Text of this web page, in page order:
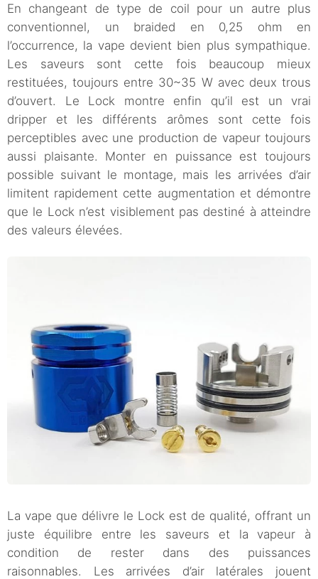
En changeant de type de coil pour un autre plus
conventionnel, un braided en 0,25 ohm en
l’occurrence, la vape devient bien plus sympathique.
Les saveurs sont cette fois beaucoup mieux
restituées, toujours entre 30~35 W avec deux trous
d’ouvert. Le Lock montre enfin qu’il est un vrai
dripper et les différents arômes sont cette fois
perceptibles avec une production de vapeur toujours
aussi plaisante. Monter en puissance est toujours
possible suivant le montage, mais les arrivées d’air
limitent rapidement cette augmentation et démontre
que le Lock n’est visiblement pas destiné à atteindre
des valeurs élevées.
La vape que délivre le Lock est de qualité, offrant un
juste équilibre entre les saveurs et la vapeur à
condition de rester dans des puissances
raisonnables. Les arrivées d’air latérales jouent